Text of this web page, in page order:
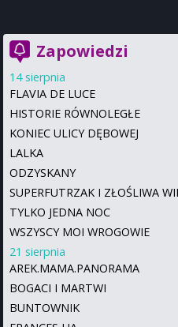
Zapowiedzi
14 sierpnia
FLAVIA DE LUCE
HISTORIE RÓWNOLEGŁE
KONIEC ULICY DĘBOWEJ
LALKA
ODZYSKANY
SUPERFUTRZAK I ZŁOŚLIWA
TYLKO JEDNA NOC
WSZYSCY MOI WROGOWIE
21 sierpnia
AREK.MAMA.PANORAMA
BOGACI I MARTWI
BUNTOWNIK